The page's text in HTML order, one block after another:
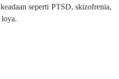
seperti PTSD, skizofrenia,